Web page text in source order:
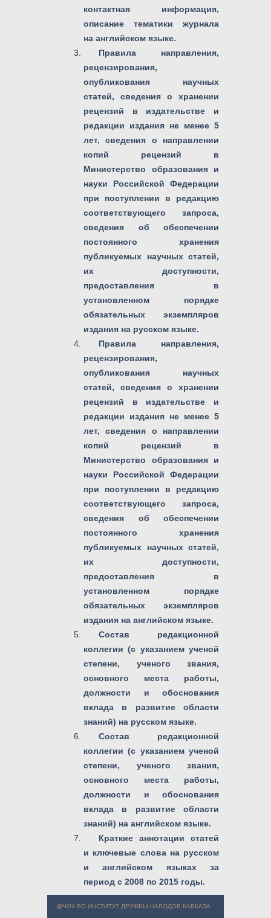
контактная информация,
описание тематики журнала
на английском языке.
Правила направления,
рецензирования,
опубликования научных
статей, сведения о хранении
рецензий в издательстве и
редакции издания не менее 5
лет, сведения о направлении
копий рецензий в
Министерство образования и
науки Российской Федерации
при поступлении в редакцию
соответствующего запроса,
сведения об обеспечении
постоянного хранения
публикуемых научных статей,
их доступности,
предоставления в
установленном порядке
обязательных экземпляров
издания на русском языке.
Правила направления,
рецензирования,
опубликования научных
статей, сведения о хранении
рецензий в издательстве и
редакции издания не менее 5
лет, сведения о направлении
копий рецензий в
Министерство образования и
науки Российской Федерации
при поступлении в редакцию
соответствующего запроса,
сведения об обеспечении
постоянного хранения
публикуемых научных статей,
их доступности,
предоставления в
установленном порядке
обязательных экземпляров
издания на английском языке.
Состав редакционной
коллегии (с указанием ученой
степени, ученого звания,
основного места работы,
должности и обоснования
вклада в развитие области
знаний) на русском языке.
Состав редакционной
коллегии (с указанием ученой
степени, ученого звания,
основного места работы,
должности и обоснования
вклада в развитие области
знаний) на английском языке.
Краткие аннотации статей
и ключевые слова на русском
и английском языках за
период с 2008 по 2015 годы.
@ЧОУ ВО ИНСТИТУТ ДРУЖБЫ НАРОДОВ КАВКАЗА